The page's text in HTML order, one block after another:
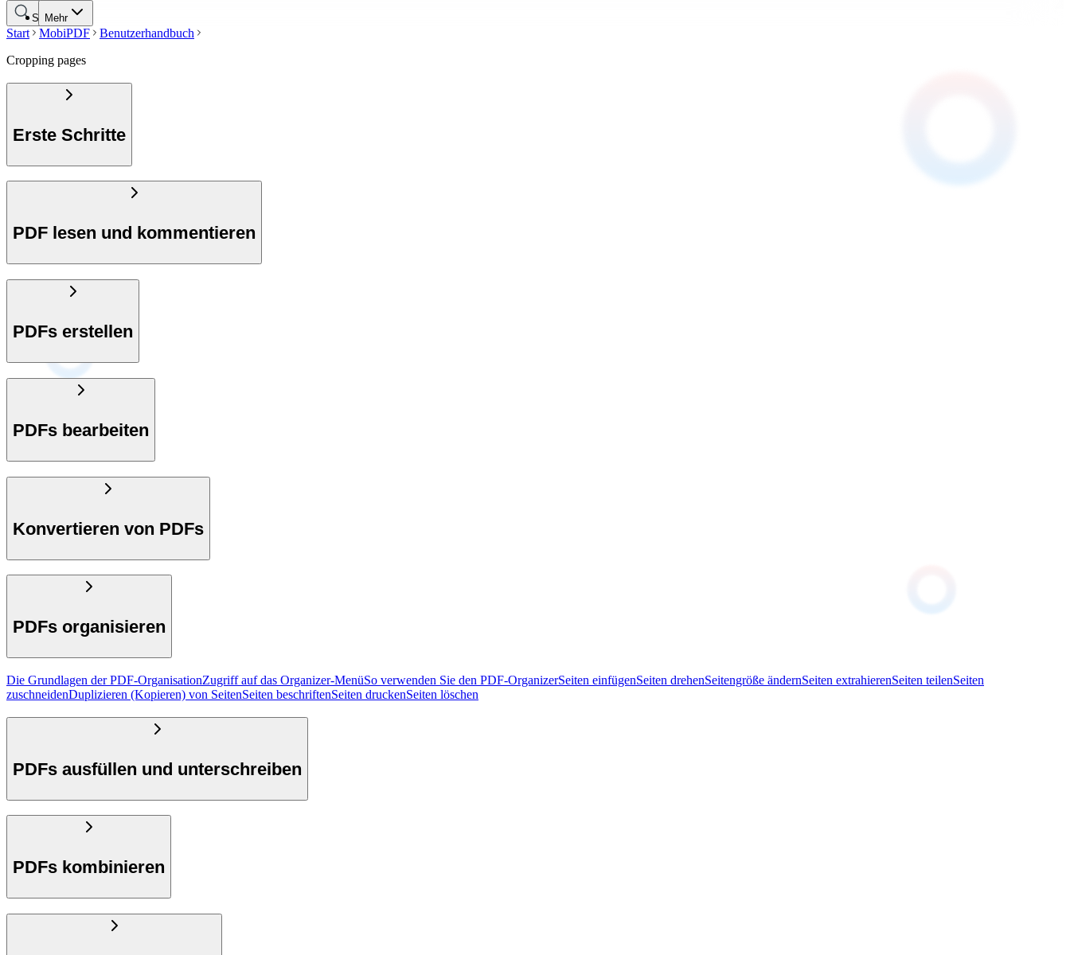
Mehr
Suche
Start MobiPDF
Benutzerhandbuch
Cropping pages
Erste Schritte
PDF lesen und kommentieren
PDFs erstellen
PDFs bearbeiten
Konvertieren von PDFs
PDFs organisieren
Die Grundlagen der PDF-OrganisationZugriff auf das Organizer-MenüSo verwenden Sie den PDF-OrganizerSeiten einfügenSeiten drehenSeitengröße ändernSeiten extrahierenSeiten teilenSeiten
zuschneidenDuplizieren (Kopieren) von SeitenSeiten beschriftenSeiten druckenSeiten löschen
PDFs ausfüllen und unterschreiben
PDFs kombinieren